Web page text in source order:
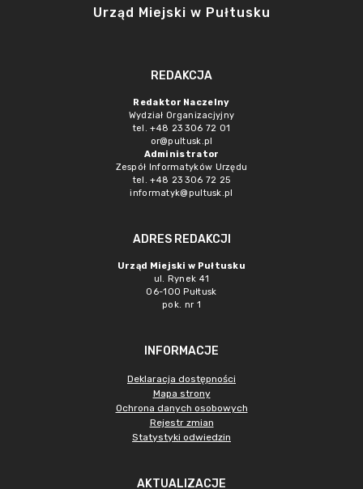
Urząd Miejski w Pułtusku
REDAKCJA
Redaktor Naczelny
Wydział Organizacjyjny
tel. +48 23 306 72 01
or@pultusk.pl
Administrator
Zespół Informatyków Urzędu
tel. +48 23 306 72 25
informatyk@pultusk.pl
ADRES REDAKCJI
Urząd Miejski w Pułtusku
ul. Rynek 41
06-100 Pułtusk
pok. nr 1
INFORMACJE
Deklaracja dostępności
Mapa strony
Ochrona danych osobowych
Rejestr zmian
Statystyki odwiedzin
AKTUALIZACJE